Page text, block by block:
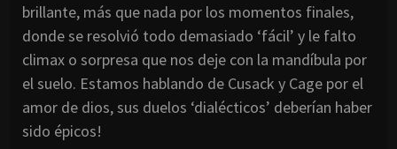
brillante, más que nada por los momentos finales,
donde se resolvió todo demasiado ‘fácil’ y le falto
climax o sorpresa que nos deje con la mandíbula por
el suelo. Estamos hablando de Cusack y Cage por el
amor de dios, sus duelos ‘dialécticos’ deberían haber
sido épicos!